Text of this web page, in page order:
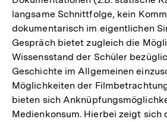
langsame Schnittfolge, kein
dokumentarisch im eigentlichen
Gespräch bietet zugleich die
Wissensstand der Schüler
Geschichte im Allgemeinen
Möglichkeiten der
bieten sich
Medienkonsum. Hierbei zeigt sich